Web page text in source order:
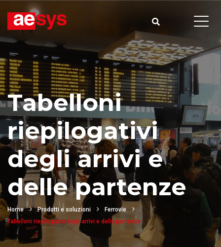
Tabelloni
riepilogativi
degli arrivi e
delle partenze
Home Prodotti e soluzioni
Ferrovie
Tabelloni riepilogativi degli arrivi e delle partenze